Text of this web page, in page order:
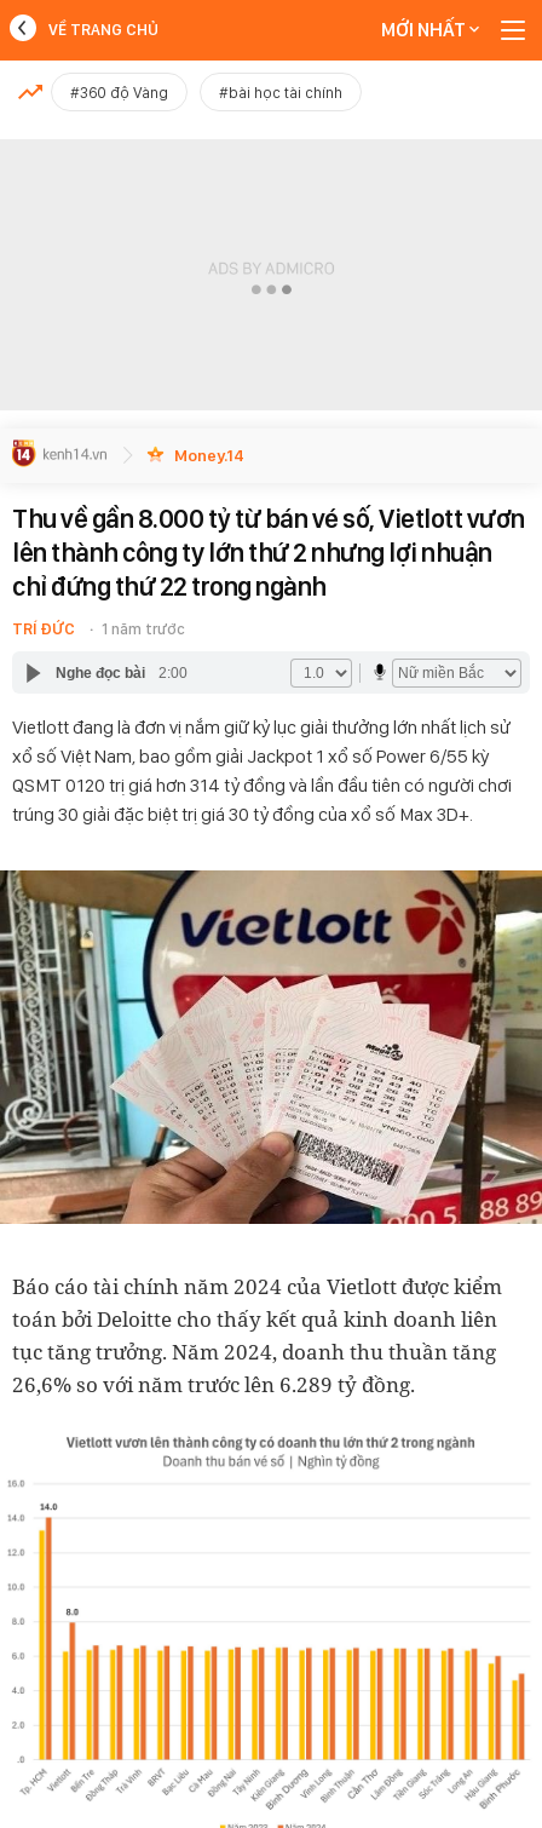
MỚI NHẤT
VỀ TRANG CHỦ MỚI NHẤT
#360 độ Vàng #bài học tài chính
Money.14
Thu về gần 8.000 tỷ từ bán vé số, Vietlott vươn
lên thành công ty lớn thứ 2 nhưng lợi nhuận
chỉ đứng thứ 22 trong ngành
TRÍ ĐỨC 1 năm trước
Nghe đọc bài 2:00
Vietlott đang là đơn vị nắm giữ kỷ lục giải thưởng lớn nhất lịch sử
xổ số Việt Nam, bao gồm giải Jackpot 1 xổ số Power 6/55 kỳ
QSMT 0120 trị giá hơn 314 tỷ đồng và lần đầu tiên có người chơi
trúng 30 giải đặc biệt trị giá 30 tỷ đồng của xổ số Max 3D+.
Báo cáo tài chính năm 2024 của Vietlott được kiểm
toán bởi Deloitte cho thấy kết quả kinh doanh liên
tục tăng trưởng. Năm 2024, doanh thu thuần tăng
26,6% so với năm trước lên 6.289 tỷ đồng.